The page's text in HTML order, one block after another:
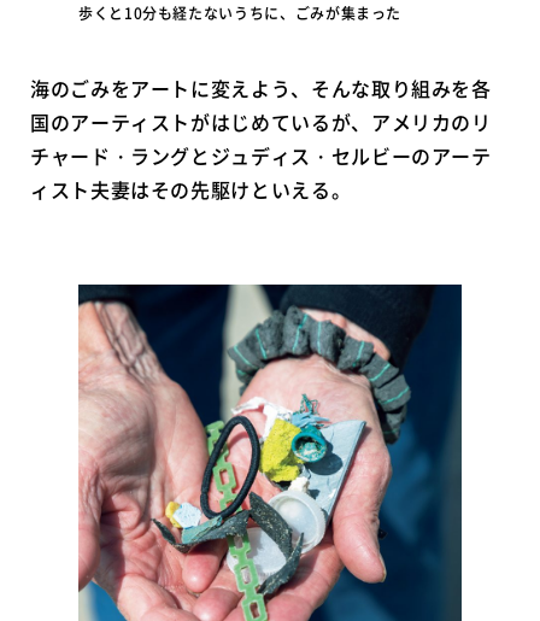
歩くと10分も経たないうちに、ごみが集まった
海のごみをアートに変えよう、そんな取り組みを各
国のアーティストがはじめているが、アメリカのリ
チャード・ラングとジュディス・セルビーのアーテ
ィスト夫妻はその先駆けといえる。